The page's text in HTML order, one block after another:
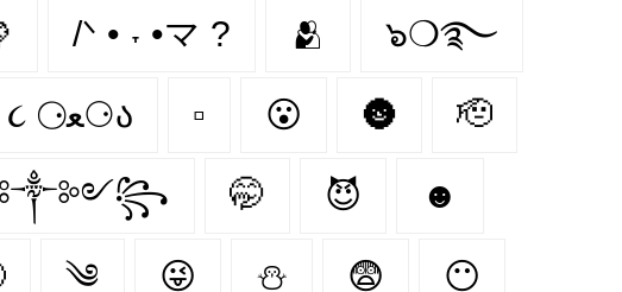
/ᐠ • ˕ •マ ? 🫂 ๖❍࿐
૮ ⚆ﻌ⚆ა ▫️ 😮 🌚 🫡
🤭 😈 ☻
༄ 😜 ⛄ 😨 😶‍